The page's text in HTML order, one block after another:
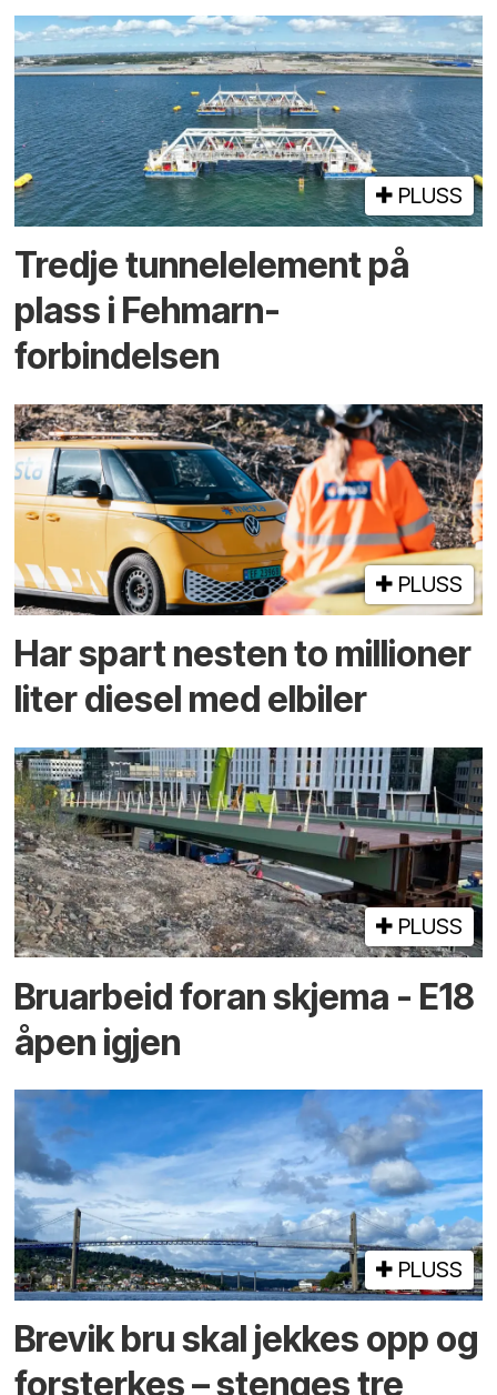
PLUSS
Tredje tunnel­element på
plass i Fehmarn-
forbindelsen
PLUSS
Har spart nesten to millioner
liter diesel med elbiler
PLUSS
Bruarbeid foran skjema - E18
åpen igjen
PLUSS
Brevik bru skal jekkes opp og
forsterkes – stenges tre